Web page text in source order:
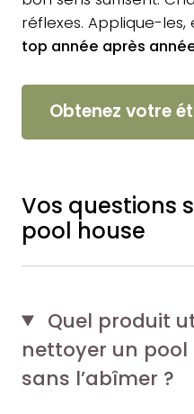
réflexes. Applique-
top année après
Obtenez votre
Vos questions
pool house
Quel produit
nettoyer un pool
sans l’abîmer ?